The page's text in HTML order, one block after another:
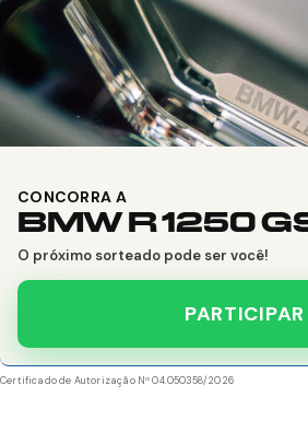
CONCORRA A
BMW R 1250
O próximo sorteado pode ser você!
PARTICIPAR
Certificado de Autorização Nº 04.050358/2026